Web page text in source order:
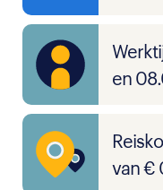
en
van €